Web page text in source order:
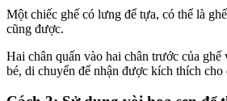
Một chiếc ghế có lưng để tựa, có thể là
cũng được.
Hai chân quấn vào hai chân trước của ghế
bé, di chuyển để nhận được kích thích cho